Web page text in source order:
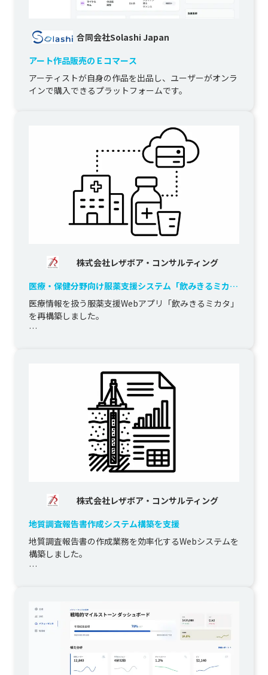
合同会社Solashi Japan
アート作品販売のＥコマース
アーティストが自身の作品を出品し、ユーザーがオンラ
インで購入できるプラットフォームです。
株式会社レザボア・コンサルティング
医療・保健分野向け服薬支援システム「飲みきるミカ
タ」の再構築
医療情報を扱う服薬支援Webアプリ「飲みきるミカタ」
を再構築しました。
株式会社レザボア・コンサルティング
地質調査報告書作成システム構築を支援
地質調査報告書の作成業務を効率化するWebシステムを
構築しました。